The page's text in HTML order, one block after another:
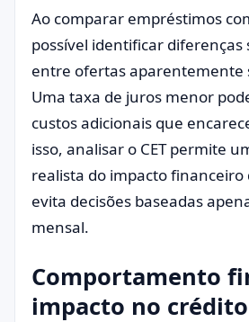
Ao comparar empréstimos
possível identificar diferenças
entre ofertas aparentemente
Uma taxa de juros menor
custos adicionais que
isso, analisar o CET permite
realista do impacto financeiro
evita decisões baseadas
mensal.
Comportamento
impacto no crédito